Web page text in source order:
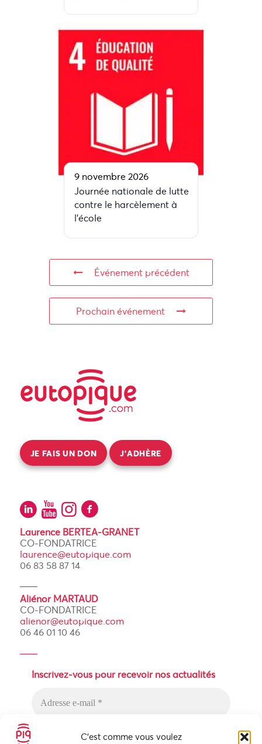
C'est comme vous voulez
9 novembre 2026
Journée nationale de lutte
contre le harcèlement à
l’école
Événement précédent
Prochain événement
JE FAIS UN DON J’ADHÈRE
Laurence BERTEA-GRANET
CO-FONDATRICE
laurence@eutopique.com
06 83 58 87 14
Aliénor MARTAUD
CO-FONDATRICE
alienor@eutopique.com
06 46 01 10 46
Inscrivez-vous pour recevoir nos actualités